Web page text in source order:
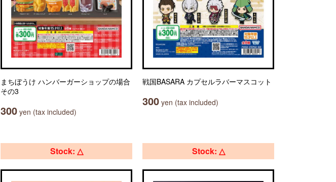
まちぼうけ ハンバーガーショップの場合
その3
300 yen (tax included)
戦国BASARA カプセルラバーマスコット
300 yen (tax included)
Stock: △ Stock: △